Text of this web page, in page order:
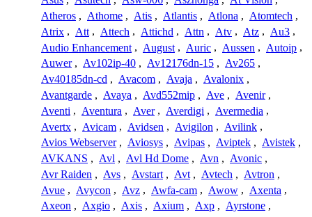
Atheros , Athome , Atis , Atlantis , Atlona , Atomtech ,
Atrix , Att , Attech , Attichd , Attn , Atv , Atz , Au3 ,
Audio Enhancement , August , Auric , Aussen , Autoip ,
Auwer , Av102ip-40 , Av12176dn-15 , Av265 ,
Av40185dn-cd , Avacom , Avaja , Avalonix ,
Avantgarde , Avaya , Avd552mip , Ave , Avenir ,
Aventi , Aventura , Aver , Averdigi , Avermedia ,
Avertx , Avicam , Avidsen , Avigilon , Avilink ,
Avios Webserver , Aviosys , Avipas , Aviptek , Avistek ,
AVKANS , Avl , Avl Hd Dome , Avn , Avonic ,
Avr Raiden , Avs , Avstart , Avt , Avtech , Avtron ,
Avue , Avycon , Avz , Awfa-cam , Awow , Axenta ,
Axeon , Axgio , Axis , Axium , Axp , Ayrstone ,